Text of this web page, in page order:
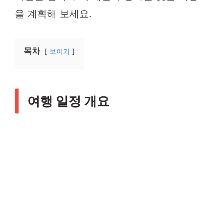
을 계획해 보세요.
목차 보이기
여행 일정 개요